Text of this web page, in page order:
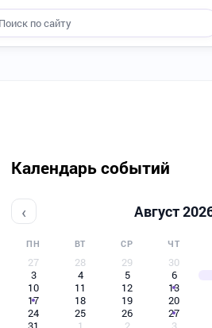
Календарь событий
‹ Август
ПН ВТ СР ЧТ
27 28 29 30
3
4 5 6
10
11 12 13
17
18 19 20
24
25 26 27